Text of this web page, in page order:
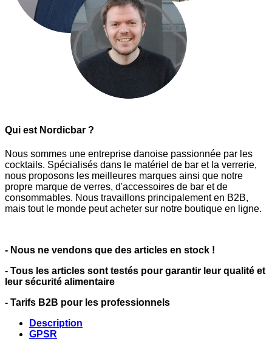
Qui est Nordicbar ?
Nous sommes une entreprise danoise passionnée par les
cocktails. Spécialisés dans le matériel de bar et la verrerie,
nous proposons les meilleures marques ainsi que notre
propre marque de verres, d'accessoires de bar et de
consommables. Nous travaillons principalement en B2B,
mais tout le monde peut acheter sur notre boutique en ligne.
- Nous ne vendons que des articles en stock !
- Tous les articles sont testés pour garantir leur qualité et
leur sécurité alimentaire
- Tarifs B2B pour les professionnels
Description
GPSR